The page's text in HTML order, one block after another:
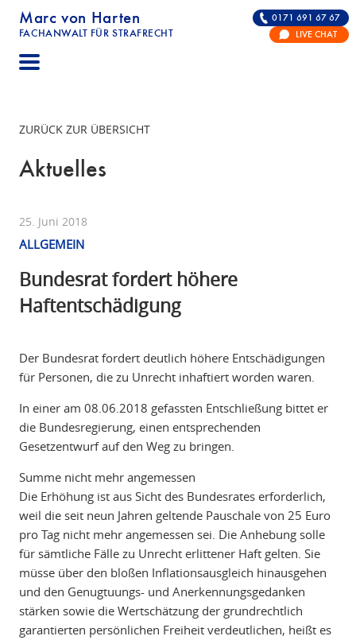
Marc von Harten
FACHANWALT FÜR STRAFRECHT
STRAFRECHT | RECHTSANWALT FÜR DIE
0171 691 67 67
LIVE CHAT
ZURÜCK ZUR ÜBERSICHT
Aktuelles
25. Juni 2018
ALLGEMEIN
Bundesrat fordert höhere
Haftentschädigung
Der Bundesrat fordert deutlich höhere Entschädigungen
für Personen, die zu Unrecht inhaftiert worden waren.
In einer am 08.06.2018 gefassten Entschließung bittet er
die Bundesregierung, einen entsprechenden
Gesetzentwurf auf den Weg zu bringen.
Summe nicht mehr angemessen
Die Erhöhung ist aus Sicht des Bundesrates erforderlich,
weil die seit neun Jahren geltende Pauschale von 25 Euro
pro Tag nicht mehr angemessen sei. Die Anhebung solle
für sämtliche Fälle zu Unrecht erlittener Haft gelten. Sie
müsse über den bloßen Inflationsausgleich hinausgehen
und den Genugtuungs- und Anerkennungsgedanken
stärken sowie die Wertschätzung der grundrechtlich
garantierten persönlichen Freiheit verdeutlichen, heißt es